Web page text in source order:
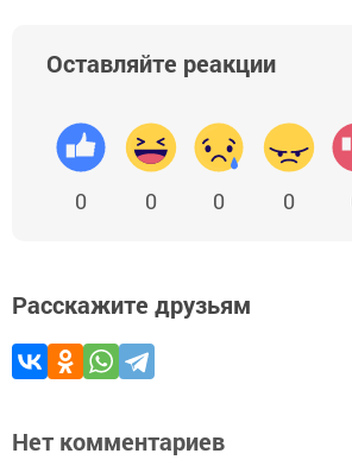
Оставляйте реакции
0 0 0 0
Расскажите друзьям
Нет комментариев